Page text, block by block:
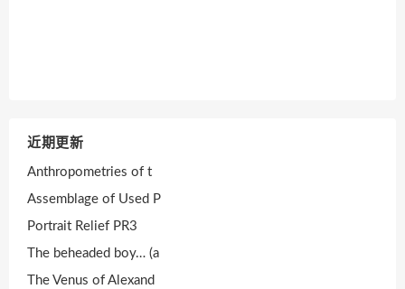
近期更新
Anthropometries of t
Assemblage of Used P
Portrait Relief PR3
The beheaded boy… (a
The Venus of Alexand